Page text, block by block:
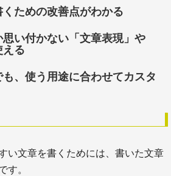
仕事をはじめるには？
必要？
キルアップ
ための改善点がわかる
い付かない「文章表現」や
える
、使う用途に合わせてカスタ
い文章を書くためには、書いた文章
す。